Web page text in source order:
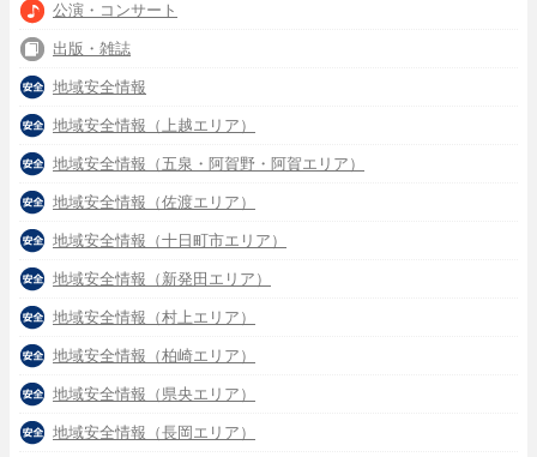
公演・コンサート
出版・雑誌
地域安全情報
地域安全情報（上越エリア）
地域安全情報（五泉・阿賀野・阿賀エリア）
地域安全情報（佐渡エリア）
地域安全情報（十日町市エリア）
地域安全情報（新発田エリア）
地域安全情報（村上エリア）
地域安全情報（柏崎エリア）
地域安全情報（県央エリア）
地域安全情報（長岡エリア）